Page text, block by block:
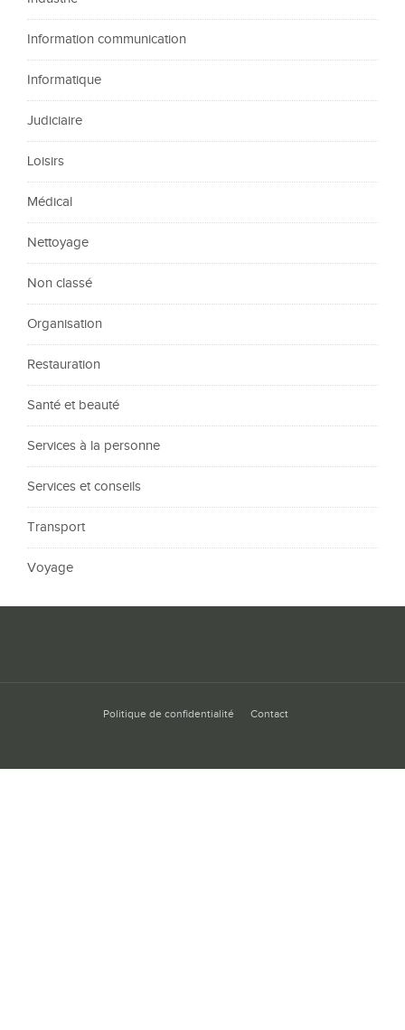
Information communication
Informatique
Judiciaire
Loisirs
Médical
Nettoyage
Non classé
Organisation
Restauration
Santé et beauté
Services à la personne
Services et conseils
Transport
Voyage
Politique de confidentialité Contact